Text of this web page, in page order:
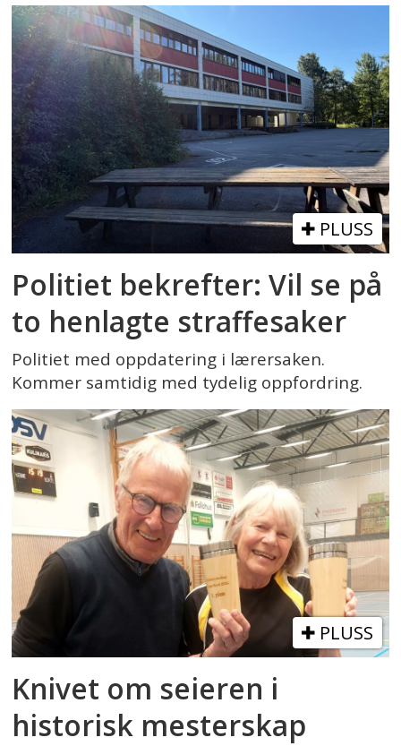
PLUSS
Politiet bekrefter: Vil se på
to henlagte straffesaker
Politiet med oppdatering i lærersaken.
Kommer samtidig med tydelig oppfordring.
PLUSS
Knivet om seieren i
historisk mesterskap